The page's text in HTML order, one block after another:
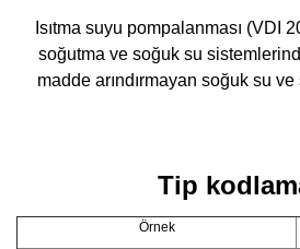
Isıtma suyu pompalanması (VDI
soğutma ve soğuk su
madde arındırmayan soğuk su ve
Tip
Örnek